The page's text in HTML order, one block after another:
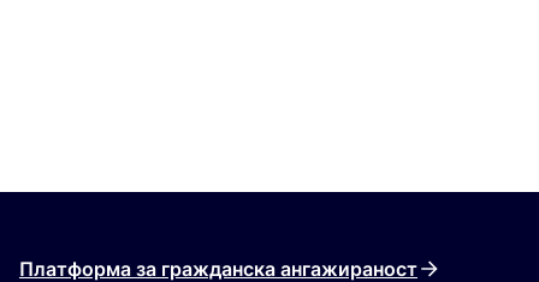
Платформа за гражданска ангажираност